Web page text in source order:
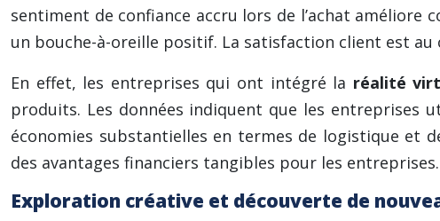
sentiment de confiance accru lors de l’achat
un bouche-à-oreille positif. La satisfaction client est
En effet, les entreprises qui ont intégré la réalité
produits. Les données indiquent que les entreprises
économies substantielles en termes de logistique et
des avantages financiers tangibles pour les entreprises.
Exploration créative et découverte de